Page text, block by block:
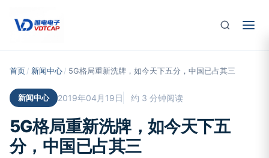
首页 / 新闻中心 / 5G格局重新洗牌，如今天下五分，中国已占其三
新闻中心 2019年04月19日 约 3 分钟阅读
5G格局重新洗牌，如今天下五
分，中国已占其三